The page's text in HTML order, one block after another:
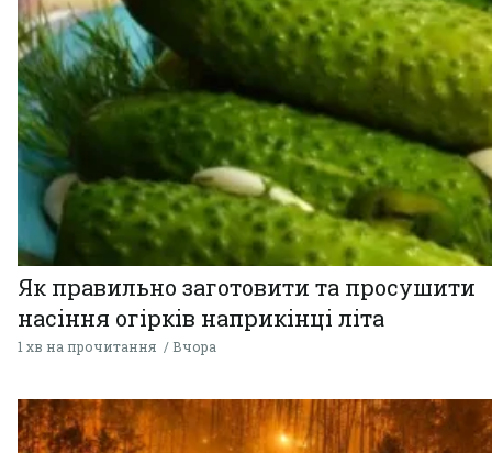
Як правильно заготовити та просушити
насіння огірків наприкінці літа
1 хв на прочитання Вчора